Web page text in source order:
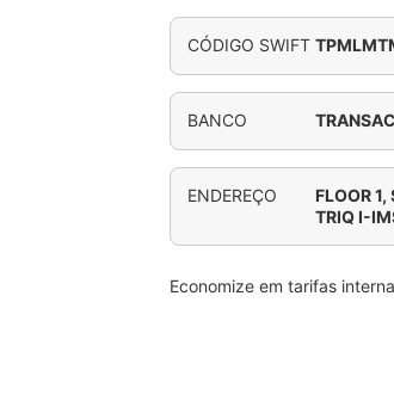
CÓDIGO SWIFT
BANCO
ENDEREÇO
FLOOR
TRIQ I-
Economize em tarifas